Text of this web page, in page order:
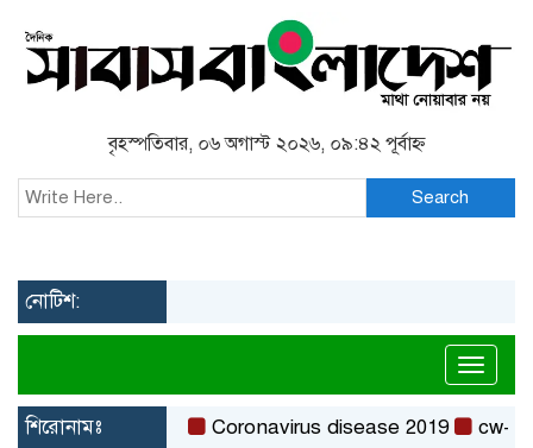
বৃহস্পতিবার, ০৬ অগাস্ট ২০২৬, ০৯:৪২ পূর্বাহ্ন
Search
নোটিশ:
শিরোনামঃ Coronavirus disease 2019 cw-